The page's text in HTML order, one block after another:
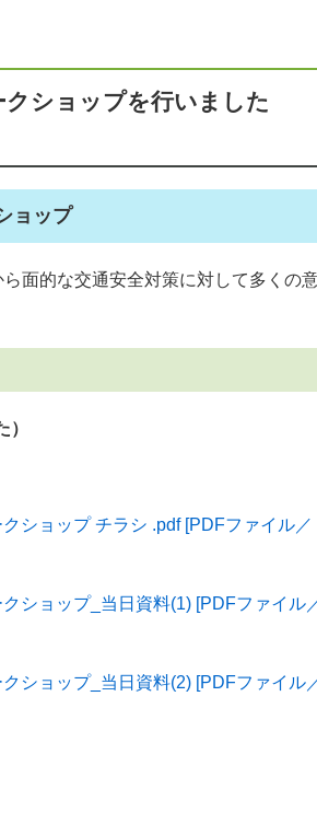
ショップを行いました
ョップ
面的な交通安全対策に対して多くの
）
ショップ チラシ .pdf [PDFファイル／
ショップ_当日資料(1) [PDFファイル
ショップ_当日資料(2) [PDFファイル